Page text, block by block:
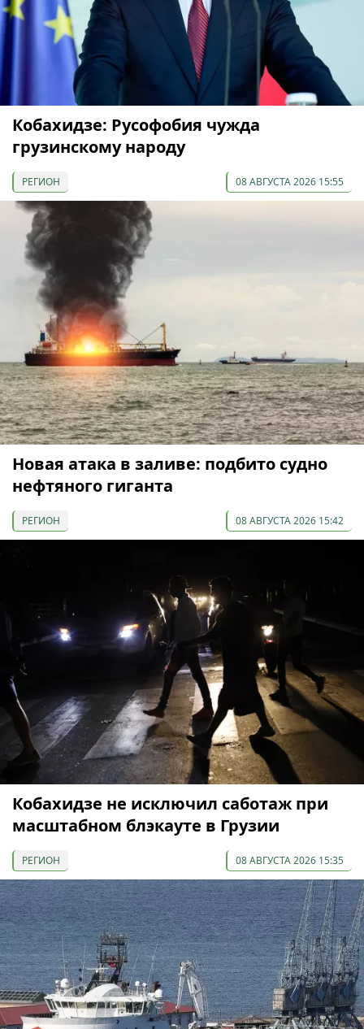
Кобахидзе: Русофобия чужда
грузинскому народу
РЕГИОН 08 АВГУСТА 2026 15:55
Новая атака в заливе: подбито судно
нефтяного гиганта
РЕГИОН 08 АВГУСТА 2026 15:42
Кобахидзе не исключил саботаж при
масштабном блэкауте в Грузии
РЕГИОН 08 АВГУСТА 2026 15:35